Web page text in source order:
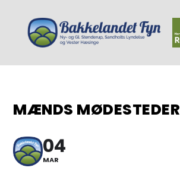
MÆNDS MØDESTEDER
04
MAR